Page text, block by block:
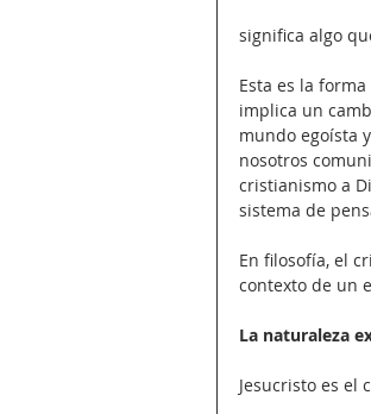
significa algo
Esta es la
implica un
mundo egoísta
nosotros
cristianismo a
sistema de
En filosofía, el
contexto de un
La naturaleza
Jesucristo es el